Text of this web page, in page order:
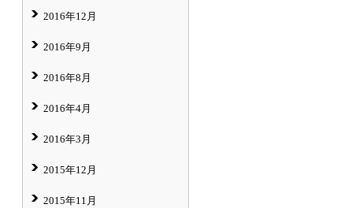
2016年12月
2016年9月
2016年8月
2016年4月
2016年3月
2015年12月
2015年11月